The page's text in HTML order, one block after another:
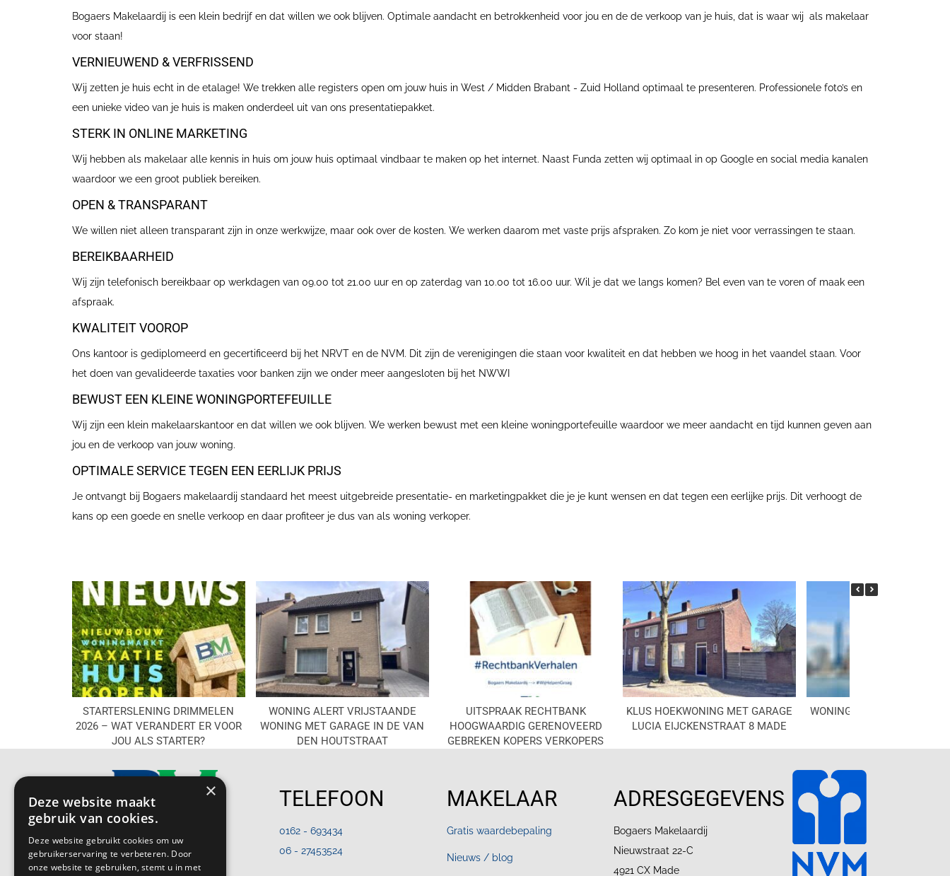
Bogaers Makelaardij is een klein bedrijf en dat willen we ook blijven. Optimale aandacht en betrokkenheid voor jou en de de verkoop van je huis, dat is waar wij als makelaar
voor staan!
VERNIEUWEND & VERFRISSEND
Wij zetten je huis echt in de etalage! We trekken alle registers open om jouw huis in West / Midden Brabant - Zuid Holland optimaal te presenteren. Professionele foto’s en
een unieke video van je huis is maken onderdeel uit van ons presentatiepakket.
STERK IN ONLINE MARKETING
Wij hebben als makelaar alle kennis in huis om jouw huis optimaal vindbaar te maken op het internet. Naast Funda zetten wij optimaal in op Google en social media kanalen
waardoor we een groot publiek bereiken.
OPEN & TRANSPARANT
We willen niet alleen transparant zijn in onze werkwijze, maar ook over de kosten. We werken daarom met vaste prijs afspraken. Zo kom je niet voor verrassingen te staan.
BEREIKBAARHEID
Wij zijn telefonisch bereikbaar op werkdagen van 09.00 tot 21.00 uur en op zaterdag van 10.00 tot 16.00 uur. Wil je dat we langs komen? Bel even van te voren of maak een
afspraak.
KWALITEIT VOOROP
Ons kantoor is gediplomeerd en gecertificeerd bij het NRVT en de NVM. Dit zijn de verenigingen die staan voor kwaliteit en dat hebben we hoog in het vaandel staan. Voor
het doen van gevalideerde taxaties voor banken zijn we onder meer aangesloten bij het NWWI
BEWUST EEN KLEINE WONINGPORTEFEUILLE
Wij zijn een klein makelaarskantoor en dat willen we ook blijven. We werken bewust met een kleine woningportefeuille waardoor we meer aandacht en tijd kunnen geven aan
jou en de verkoop van jouw woning.
OPTIMALE SERVICE TEGEN EEN EERLIJK PRIJS
Je ontvangt bij Bogaers makelaardij standaard het meest uitgebreide presentatie- en marketingpakket die je je kunt wensen en dat tegen een eerlijke prijs. Dit verhoogt de
kans op een goede en snelle verkoop en daar profiteer je dus van als woning verkoper.
STARTERSLENING DRIMMELEN
2026 – WAT VERANDERT ER VOOR
JOU ALS STARTER?
WONING ALERT VRIJSTAANDE
WONING MET GARAGE IN DE VAN
DEN HOUTSTRAAT
UITSPRAAK RECHTBANK
HOOGWAARDIG GERENOVEERD
GEBREKEN KOPERS VERKOPERS
KLUS HOEKWONING MET GARAGE
LUCIA EIJCKENSTRAAT 8 MADE
WONINGMARKT
TELEFOON
0162 - 693434
06 - 27453524
MAKELAAR
Gratis waardebepaling
Nieuws / blog
ADRESGEGEVENS
Bogaers Makelaardij
Nieuwstraat 22-C
4921 CX Made
×
Deze website maakt
gebruik van cookies.
Deze website gebruikt cookies om uw
gebruikerservaring te verbeteren. Door
onze website te gebruiken, stemt u in met